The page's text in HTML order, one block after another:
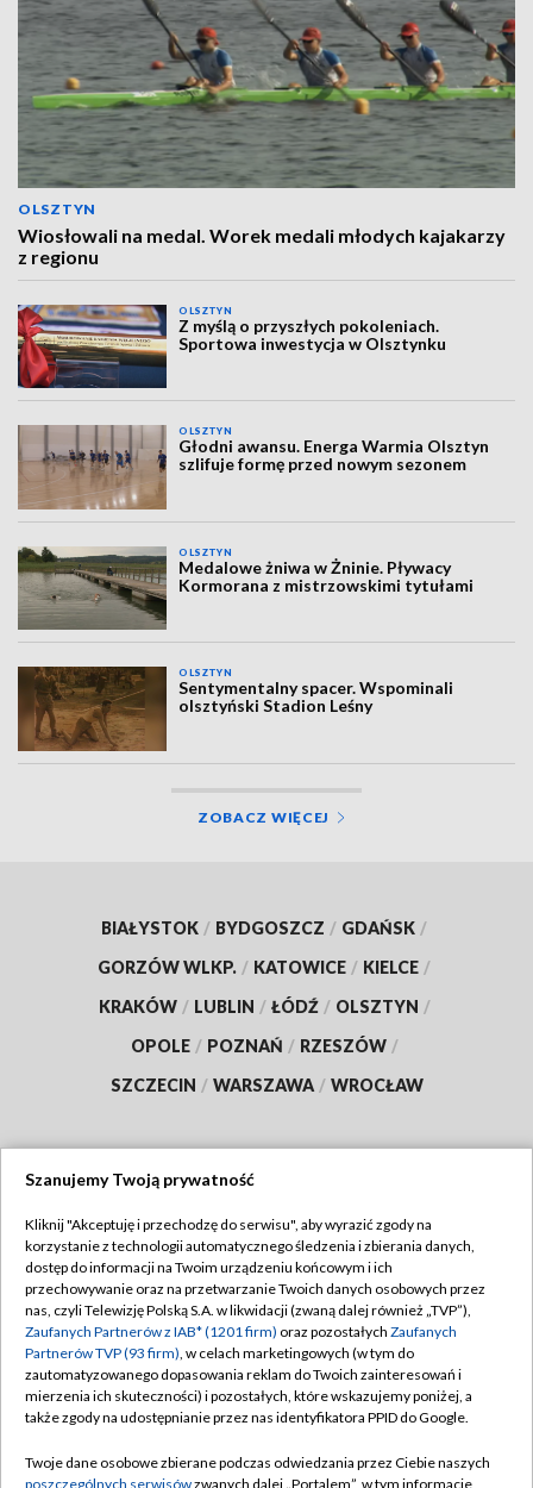
OLSZTYN
Wiosłowali na medal. Worek medali młodych kajakarzy
z regionu
OLSZTYN
Z myślą o przyszłych pokoleniach.
Sportowa inwestycja w Olsztynku
OLSZTYN
Głodni awansu. Energa Warmia Olsztyn
szlifuje formę przed nowym sezonem
OLSZTYN
Medalowe żniwa w Żninie. Pływacy
Kormorana z mistrzowskimi tytułami
OLSZTYN
Sentymentalny spacer. Wspominali
olsztyński Stadion Leśny
ZOBACZ WIĘCEJ
BIAŁYSTOK / BYDGOSZCZ / GDAŃSK /
GORZÓW WLKP. / KATOWICE / KIELCE /
KRAKÓW / LUBLIN / ŁÓDŹ / OLSZTYN /
OPOLE / POZNAŃ / RZESZÓW /
SZCZECIN / WARSZAWA / WROCŁAW
TVP
Abonament TVP
Emisja w TVP
Centrum informacji TVP
Naziemna Telewizja Cyfrowa
Rada Programowa
Regulamin TVP
Polityka prywatności
Moje zgody
Pomoc
Szanujemy Twoją prywatność
Kliknij "Akceptuję i przechodzę do serwisu", aby wyrazić zgody na
korzystanie z technologii automatycznego śledzenia i zbierania danych,
dostęp do informacji na Twoim urządzeniu końcowym i ich
przechowywanie oraz na przetwarzanie Twoich danych osobowych przez
nas, czyli Telewizję Polską S.A. w likwidacji (zwaną dalej również „TVP”),
Zaufanych Partnerów z IAB* (1201 firm) oraz pozostałych Zaufanych
Partnerów TVP (93 firm), w celach marketingowych (w tym do
zautomatyzowanego dopasowania reklam do Twoich zainteresowań i
mierzenia ich skuteczności) i pozostałych, które wskazujemy poniżej, a
także zgody na udostępnianie przez nas identyfikatora PPID do Google.
Twoje dane osobowe zbierane podczas odwiedzania przez Ciebie naszych
poszczególnych serwisówzwanych dalej „Portalem”, w tym informacje